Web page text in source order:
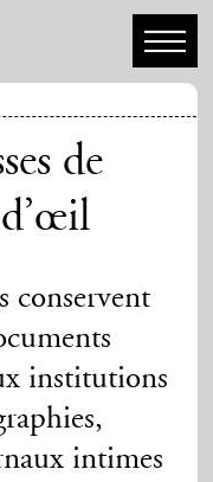
de
conservent
institutions
intimes